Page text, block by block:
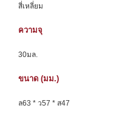
สี่เหลี่ยม
ความจุ
30มล.
ขนาด (มม.)
ล63 * ว57 * ส47